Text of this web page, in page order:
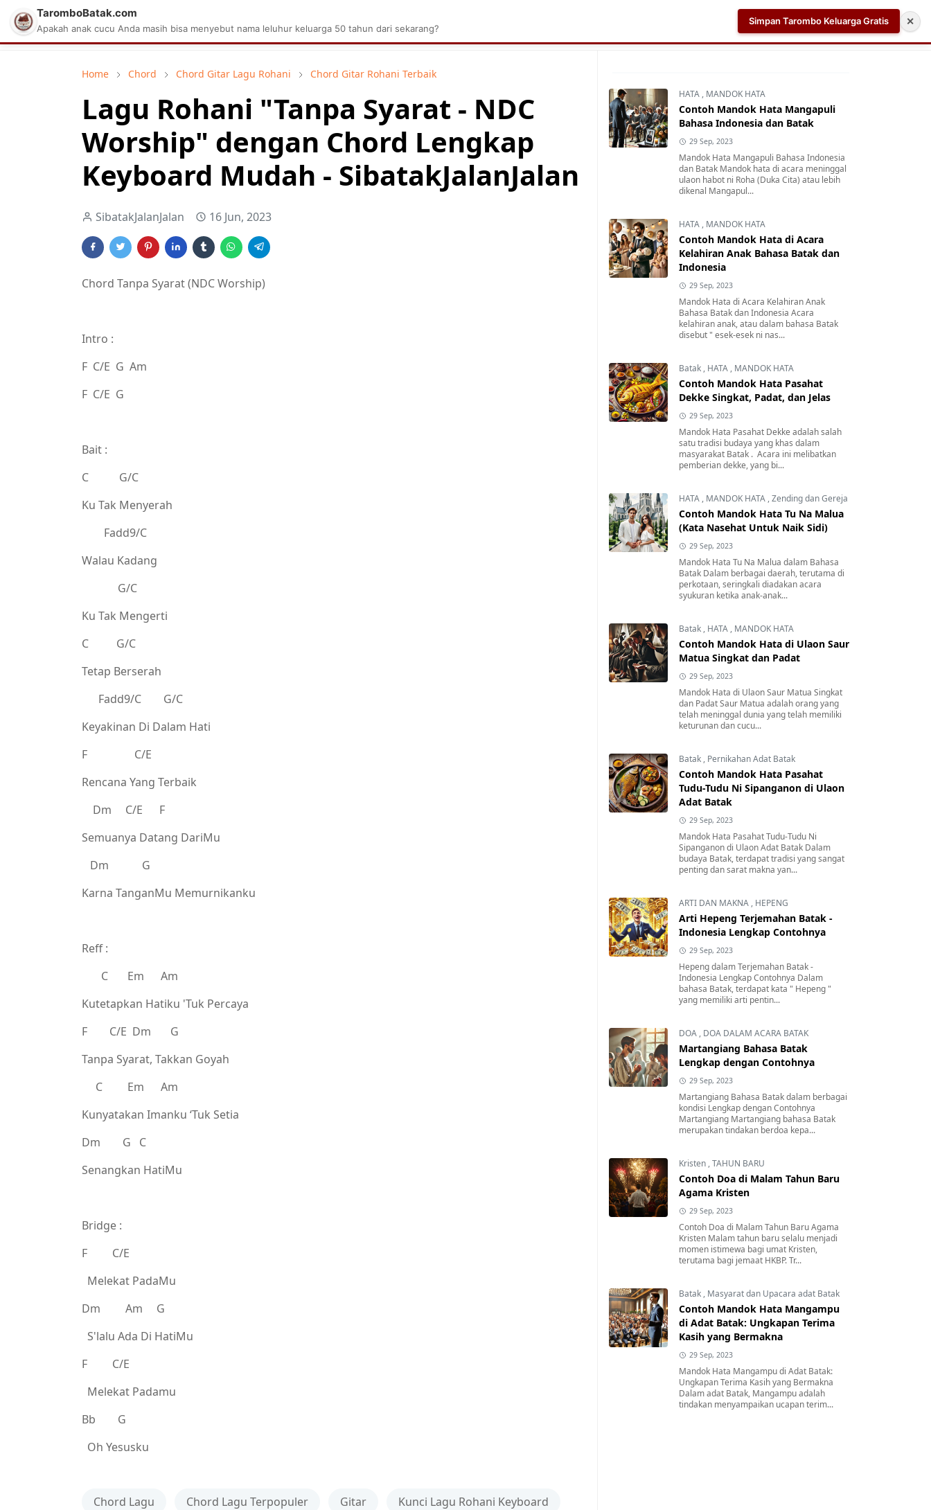
Matius Celcius Sinaga Aplikasi Pabrik Kelapa Sawit Tarombo Batak Aplikasi AI Teleprompter dan Pembuat Skrip Video
Home Chord Chord Gitar Lagu Rohani Chord Gitar Rohani Terbaik
Lagu Rohani "Tanpa Syarat - NDC
Worship" dengan Chord Lengkap
Keyboard Mudah - SibatakJalanJalan
SibatakJalanJalan 16 Jun, 2023
Chord Tanpa Syarat (NDC Worship)
Intro :
F C/E G Am
F C/E G
Bait :
C G/C
Ku Tak Menyerah
Fadd9/C
Walau Kadang
G/C
Ku Tak Mengerti
C G/C
Tetap Berserah
Fadd9/C G/C
Keyakinan Di Dalam Hati
F C/E
Rencana Yang Terbaik
Dm C/E F
Semuanya Datang DariMu
Dm G
Karna TanganMu Memurnikanku
Reff :
C Em Am
Kutetapkan Hatiku 'Tuk Percaya
F C/E Dm G
Tanpa Syarat, Takkan Goyah
C Em Am
Kunyatakan Imanku ‘Tuk Setia
Dm G C
Senangkan HatiMu
Bridge :
F C/E
Melekat PadaMu
Dm Am G
S'lalu Ada Di HatiMu
F C/E
Melekat Padamu
Bb G
Oh Yesusku
Chord Lagu Chord Lagu Terpopuler Gitar Kunci Lagu Rohani Keyboard
HATA , MANDOK HATA
Contoh Mandok Hata Mangapuli
Bahasa Indonesia dan Batak
29 Sep, 2023
Mandok Hata Mangapuli Bahasa Indonesia
dan Batak Mandok hata di acara meninggal
ulaon habot ni Roha (Duka Cita) atau lebih
dikenal Mangapul...
HATA , MANDOK HATA
Contoh Mandok Hata di Acara
Kelahiran Anak Bahasa Batak dan
Indonesia
29 Sep, 2023
Mandok Hata di Acara Kelahiran Anak
Bahasa Batak dan Indonesia Acara
kelahiran anak, atau dalam bahasa Batak
disebut " esek-esek ni nas...
Batak , HATA , MANDOK HATA
Contoh Mandok Hata Pasahat
Dekke Singkat, Padat, dan Jelas
29 Sep, 2023
Mandok Hata Pasahat Dekke adalah salah
satu tradisi budaya yang khas dalam
masyarakat Batak . Acara ini melibatkan
pemberian dekke, yang bi...
HATA , MANDOK HATA ,Zending dan Gereja
Contoh Mandok Hata Tu Na Malua
(Kata Nasehat Untuk Naik Sidi)
29 Sep, 2023
Mandok Hata Tu Na Malua dalam Bahasa
Batak Dalam berbagai daerah, terutama di
perkotaan, seringkali diadakan acara
syukuran ketika anak-anak...
Batak , HATA , MANDOK HATA
Contoh Mandok Hata di Ulaon Saur
Matua Singkat dan Padat
29 Sep, 2023
Mandok Hata di Ulaon Saur Matua Singkat
dan Padat Saur Matua adalah orang yang
telah meninggal dunia yang telah memiliki
keturunan dan cucu...
Batak , Pernikahan Adat Batak
Contoh Mandok Hata Pasahat
Tudu-Tudu Ni Sipanganon di Ulaon
Adat Batak
29 Sep, 2023
Mandok Hata Pasahat Tudu-Tudu Ni
Sipanganon di Ulaon Adat Batak Dalam
budaya Batak, terdapat tradisi yang sangat
penting dan sarat makna yan...
ARTI DAN MAKNA , HEPENG
Arti Hepeng Terjemahan Batak -
Indonesia Lengkap Contohnya
29 Sep, 2023
Hepeng dalam Terjemahan Batak -
Indonesia Lengkap Contohnya Dalam
bahasa Batak, terdapat kata " Hepeng "
yang memiliki arti pentin...
DOA , DOA DALAM ACARA BATAK
Martangiang Bahasa Batak
Lengkap dengan Contohnya
29 Sep, 2023
Martangiang Bahasa Batak dalam berbagai
kondisi Lengkap dengan Contohnya
Martangiang Martangiang bahasa Batak
merupakan tindakan berdoa kepa...
Kristen ,TAHUN BARU
Contoh Doa di Malam Tahun Baru
Agama Kristen
29 Sep, 2023
Contoh Doa di Malam Tahun Baru Agama
Kristen Malam tahun baru selalu menjadi
momen istimewa bagi umat Kristen,
terutama bagi jemaat HKBP. Tr...
Batak , Masyarat dan Upacara adat Batak
Contoh Mandok Hata Mangampu
di Adat Batak: Ungkapan Terima
Kasih yang Bermakna
29 Sep, 2023
Mandok Hata Mangampu di Adat Batak:
Ungkapan Terima Kasih yang Bermakna
Dalam adat Batak, Mangampu adalah
tindakan menyampaikan ucapan terim...
TaromboBatak.com
Apakah anak cucu Anda masih bisa menyebut nama leluhur keluarga 50 tahun dari sekarang?
Simpan Tarombo Keluarga Gratis ✕